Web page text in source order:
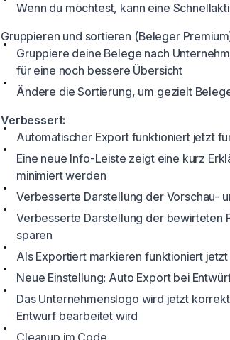
Wenn du möchtest, kann eine
Gruppieren und sortieren (Beleger
Gruppiere deine Belege nach
für eine noch bessere Übersicht
Ändere die Sortierung, um gezielt
Verbessert:
Automatischer Export funktioniert jetzt
Eine neue Info-Leiste zeigt eine kurz
minimiert werden
Verbesserte Darstellung der Vorschau-
Verbesserte Darstellung der bewirteten
sparen
Als Exportiert markieren funktioniert
Neue Einstellung: Auto Export bei
Das Unternehmenslogo wird jetzt
Entwurf bearbeitet wird
Cleanup im Code